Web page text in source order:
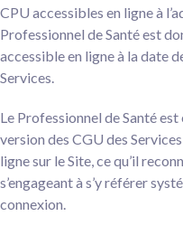
CPU accessibles en ligne à
Professionnel de Santé est
accessible en ligne à la date
Services.
Le Professionnel de Santé
version des CGU des
ligne sur le Site, ce qu’il
s’engageant à s’y référer
connexion.